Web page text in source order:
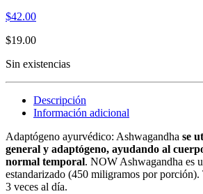
$42.00
$19.00
Sin existencias
Descripción
Información adicional
Adaptógeno ayurvédico: Ashwagandha se
general y adaptógeno, ayudando al
normal temporal. NOW Ashwagandha es
estandarizado (450 miligramos por porción).
3 veces al día.